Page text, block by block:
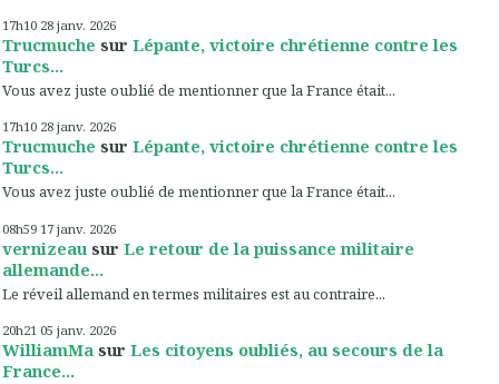
17h10 28 janv. 2026
Trucmuche sur Lépante, victoire chrétienne contre les
Turcs...
Vous avez juste oublié de mentionner que la France était...
17h10 28 janv. 2026
Trucmuche sur Lépante, victoire chrétienne contre les
Turcs...
Vous avez juste oublié de mentionner que la France était...
08h59 17 janv. 2026
vernizeau sur Le retour de la puissance militaire
allemande...
Le réveil allemand en termes militaires est au contraire...
20h21 05 janv. 2026
WilliamMa sur Les citoyens oubliés, au secours de la
France...